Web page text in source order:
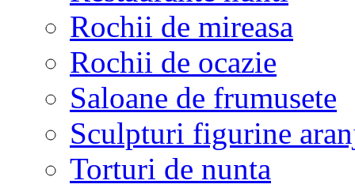
Rochii de mireasa
Rochii de ocazie
Saloane de frumusete
Sculpturi figurine
Torturi de nunta